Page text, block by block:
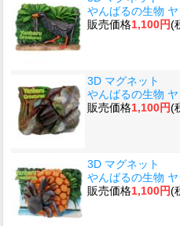
やんばるの生物
販売価格1,100円(
3D マグネット
やんばるの生物
販売価格1,100円(
3D マグネット
やんばるの生物 ヤ
販売価格1,100円(